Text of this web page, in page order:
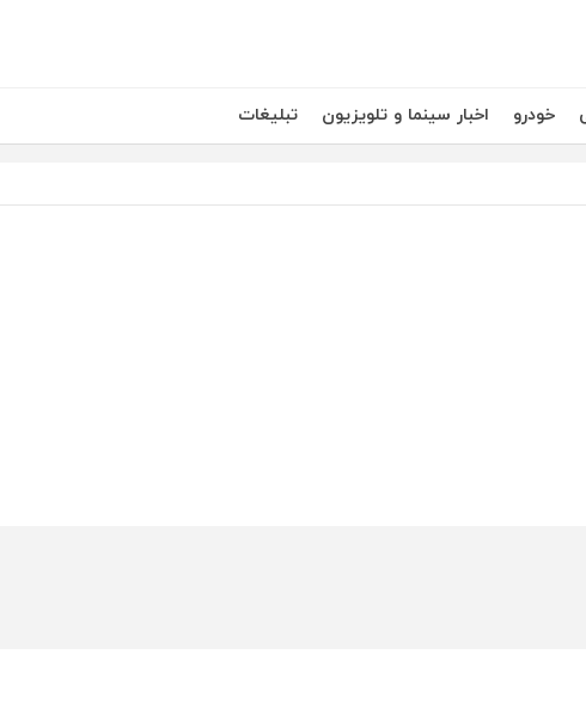
خودرو اخبار سینما و تلویزیون تبلیغات